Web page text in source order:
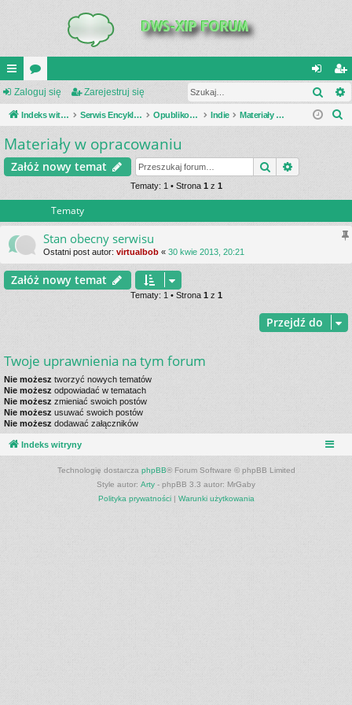
UI
C
K
_L
or
a
al
og
ar
ej
ę
Zaloguj się Zarejestruj się
Indeks witryny Serwis Encyklopedia Uzbrojenia Opublikowane zestawienia Indie Materiały w opracowaniu
j
Materiały w opracowaniu
Załóż nowy temat Szukaj
Tematy: 1 • Strona 1 z 1
Tematy
Stan obecny serwisu
Ostatni post autor: virtualbob « 30 kwie 2013, 20:21
Załóż nowy temat
Tematy: 1 • Strona 1 z 1
Przejdź do
Twoje uprawnienia na tym forum
Nie możesz tworzyć nowych tematów
Nie możesz odpowiadać w tematach
Nie możesz zmieniać swoich postów
Nie możesz usuwać swoich postów
Nie możesz dodawać załączników
Indeks witryny
Technologię dostarcza phpBB® Forum Software © phpBB Limited
Style autor: Arty - phpBB 3.3 autor: MrGaby
Polityka prywatności| Warunki użytkowania